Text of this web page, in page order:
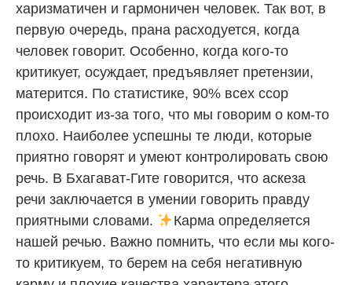
харизматичен и гармоничен человек. Так вот, в
первую очередь, прана расходуется, когда
человек говорит. Особенно, когда кого-то
критикует, осуждает, предъявляет претензии,
матерится. По статистике, 90% всех ссор
происходит из-за того, что мы говорим о ком-то
плохо. Наиболее успешны те люди, которые
приятно говорят и умеют контролировать свою
речь. В Бхагават-Гите говорится, что аскеза
речи заключается в умении говорить правду
приятными словами.
Карма определяется
нашей речью. Важно помнить, что если мы кого-
то критикуем, то берем на себя негативную